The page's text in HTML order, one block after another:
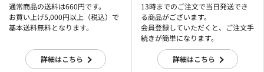
通常商品の送料は660円です。
お買い上げ5,000円以上（税込）で
基本送料無料となります。
詳細はこちら
13時までのご注文で当日発送でき
る商品がございます。
会員登録していただくと、ご注文手
続きが簡単になります。
詳細はこちら